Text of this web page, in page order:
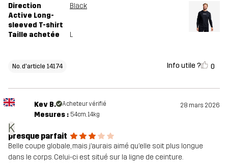
Direction
Active Long-
sleeved T-shirt
Black
Taille achetée L
No. d'article 14174 Info utile ? 0
K
Kev B. Acheteur vérifié 28 mars 2026
Mesures : 54cm, 14kg
presque parfait
Belle coupe globale, mais j’aurais aimé qu’elle soit plus longue
dans le corps. Celui-ci est situé sur la ligne de ceinture.